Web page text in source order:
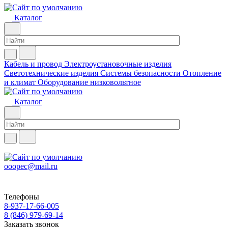
Каталог
Кабель и провод Электроустановочные изделия
Светотехнические изделия Системы безопасности Отопление
и климат Оборудование низковольтное
Каталог
ooopec@mail.ru
Телефоны
8-937-17-66-005
8 (846) 979-69-14
Заказать звонок